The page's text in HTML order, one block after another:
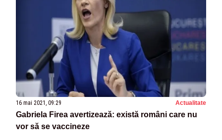
16 mai 2021, 09:29 Actualitate
Gabriela Firea avertizează: există români care nu
vor să se vaccineze